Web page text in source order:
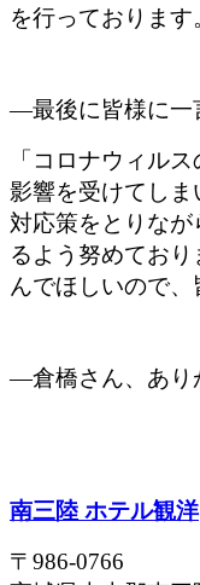
を行っております
―最後に皆様に一
「コロナウィル
影響を受けてし
対応策をとりな
るよう努めてお
んでほしいので、
―倉橋さん、あり
南三陸 ホテル観洋
〒986-0766